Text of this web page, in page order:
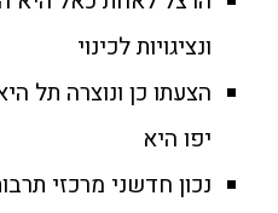
ונציגויות לכינוי
הצעתו כן ונוצרה תל
יפו היא
נכון חדשני מרכזי